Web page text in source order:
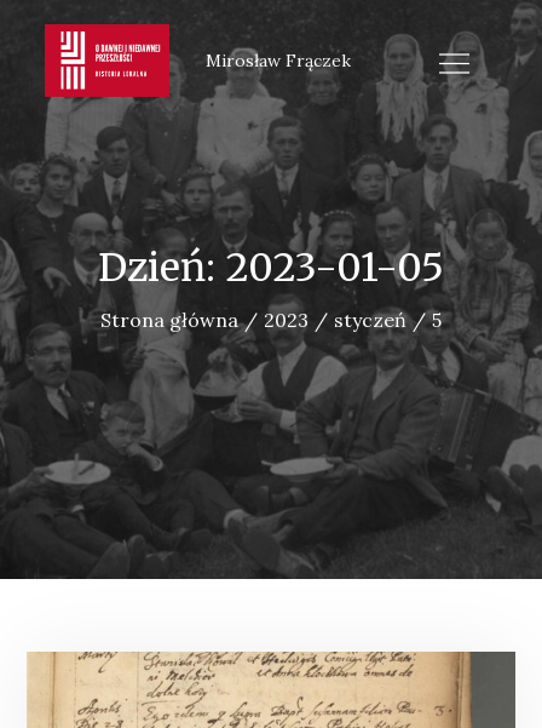
content
Mirosław Frączek
Dzień: 2023-01-05
Strona główna 2023 styczeń 5